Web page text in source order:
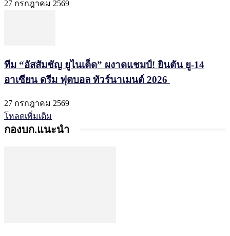
27 กรกฎาคม 2569
ทีม “อัสสัมชัญ ยูไนเต็ด” ผงาดแชมป์! ยินตัน ยู-14
อาเซียน ดรีม ฟุตบอล ทัวร์นาเมนต์ 2026
27 กรกฎาคม 2569
โหลดเพิ่มเติม
กองบก.แนะนำ